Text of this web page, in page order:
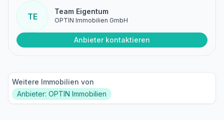
TE
Team Eigentum
OPTIN Immobilien GmbH
Anbieter kontaktieren
Weitere Immobilien von
Anbieter: OPTIN Immobilien